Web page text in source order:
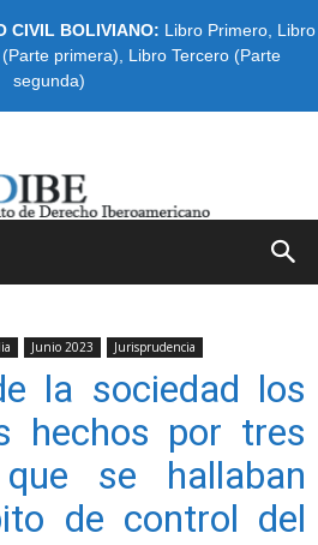
CIVIL BOLIVIANO: Libro Primero Libro
primera)
Libro Tercero (Parte
segunda)
Junio 2023 Jurisprudencia
la sociedad los
hechos por tres
se hallaban
de control del